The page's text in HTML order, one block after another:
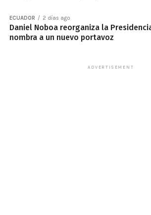
ECUADOR 2 días ago
Daniel Noboa reorganiza la
nombra a un nuevo portavoz
ADVERTISEMENT